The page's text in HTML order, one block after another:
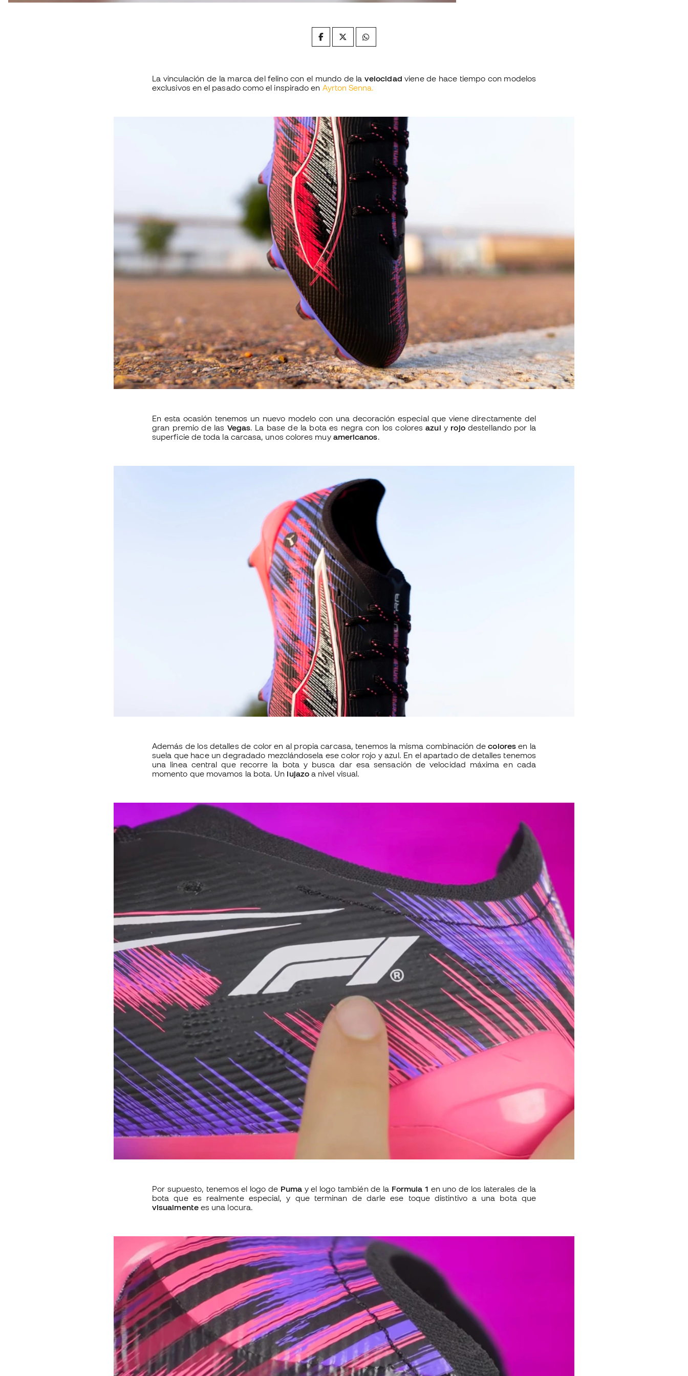
La vinculación de la marca del felino con el mundo de la velocidad viene de hace tiempo con modelos
exclusivos en el pasado como el inspirado en Ayrton Senna.
En esta ocasión tenemos un nuevo modelo con una decoración especial que viene directamente del
gran premio de las Vegas. La base de la bota es negra con los coloresazul y rojodestellando por la
superficie de toda la carcasa, unos colores muy americanos.
Además de los detalles de color en al propia carcasa, tenemos la misma combinación decoloresen la
suela que hace un degradado mezclándosela ese color rojo y azul. En el apartado de detalles tenemos
una linea central que recorre la bota y busca dar esa sensación de velocidad máxima en cada
momento que movamos la bota. Un lujazoa nivel visual.
Por supuesto, tenemos el logo de Puma y el logo también de la Formula 1 en uno de los laterales de la
bota que es realmente especial, y que terminan de darle ese toque distintivo a una bota que
visualmentees una locura.